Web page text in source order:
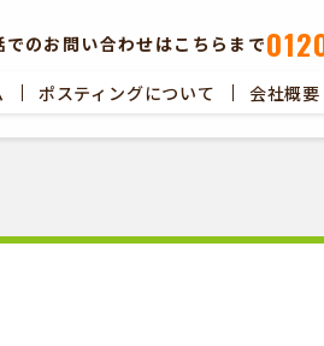
でのお問い合わせはこちらまで
ポスティングについて 会社概要